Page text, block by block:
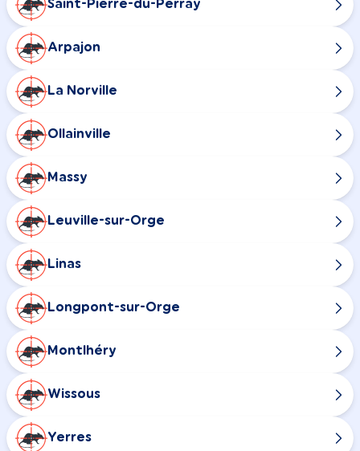
Saint-Pierre-du-Perray
Arpajon
La Norville
Ollainville
Massy
Leuville-sur-Orge
Linas
Longpont-sur-Orge
Montlhéry
Wissous
Yerres